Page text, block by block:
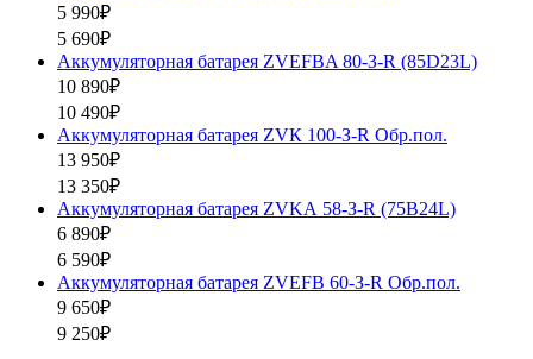
5 990₽
5 690₽
Аккумуляторная батарея ZVEFBA 80-З-R (85D23L)
10 890₽
10 490₽
Аккумуляторная батарея ZVК 100-З-R Обр.пол.
13 950₽
13 350₽
Аккумуляторная батарея ZVKА 58-З-R (75B24L)
6 890₽
6 590₽
Аккумуляторная батарея ZVEFB 60-З-R Обр.пол.
9 650₽
9 250₽